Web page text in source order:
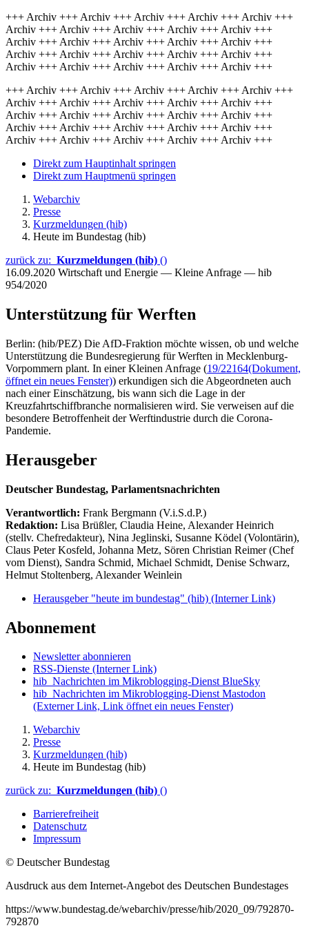
+++ Archiv +++ Archiv +++ Archiv +++ Archiv +++ Archiv +++
Archiv +++ Archiv +++ Archiv +++ Archiv +++ Archiv +++
Archiv +++ Archiv +++ Archiv +++ Archiv +++ Archiv +++
Archiv +++ Archiv +++ Archiv +++ Archiv +++ Archiv +++
Archiv +++ Archiv +++ Archiv +++ Archiv +++ Archiv +++
+++ Archiv +++ Archiv +++ Archiv +++ Archiv +++ Archiv +++
Archiv +++ Archiv +++ Archiv +++ Archiv +++ Archiv +++
Archiv +++ Archiv +++ Archiv +++ Archiv +++ Archiv +++
Archiv +++ Archiv +++ Archiv +++ Archiv +++ Archiv +++
Archiv +++ Archiv +++ Archiv +++ Archiv +++ Archiv +++
Direkt zum Hauptinhalt springen
Direkt zum Hauptmenü springen
Webarchiv
Presse
Kurzmeldungen (hib)
Heute im Bundestag (hib)
zurück zu: Kurzmeldungen (hib) ()
16.09.2020 Wirtschaft und Energie — Kleine Anfrage — hib
954/2020
Unterstützung für Werften
Berlin: (hib/PEZ) Die AfD-Fraktion möchte wissen, ob und welche
Unterstützung die Bundesregierung für Werften in Mecklenburg-
Vorpommern plant. In einer Kleinen Anfrage (19/22164(Dokument,
öffnet ein neues Fenster)) erkundigen sich die Abgeordneten auch
nach einer Einschätzung, bis wann sich die Lage in der
Kreuzfahrtschiffbranche normalisieren wird. Sie verweisen auf die
besondere Betroffenheit der Werftindustrie durch die Corona-
Pandemie.
Herausgeber
Deutscher Bundestag, Parlamentsnachrichten
Verantwortlich: Frank Bergmann (V.i.S.d.P.)
Redaktion: Lisa Brüßler, Claudia Heine, Alexander Heinrich
(stellv. Chefredakteur), Nina Jeglinski, Susanne Ködel (Volontärin),
Claus Peter Kosfeld, Johanna Metz, Sören Christian Reimer (Chef
vom Dienst), Sandra Schmid, Michael Schmidt, Denise Schwarz,
Helmut Stoltenberg, Alexander Weinlein
Herausgeber "heute im bundestag" (hib) (Interner Link)
Abonnement
Newsletter abonnieren
RSS-Dienste (Interner Link)
hib_Nachrichten im Mikroblogging-Dienst BlueSky
hib_Nachrichten im Mikroblogging-Dienst Mastodon
(Externer Link, Link öffnet ein neues Fenster)
Webarchiv
Presse
Kurzmeldungen (hib)
Heute im Bundestag (hib)
zurück zu: Kurzmeldungen (hib) ()
Barrierefreiheit
Datenschutz
Impressum
© Deutscher Bundestag
Ausdruck aus dem Internet-Angebot des Deutschen Bundestages
https://www.bundestag.de/webarchiv/presse/hib/2020_09/792870-
792870